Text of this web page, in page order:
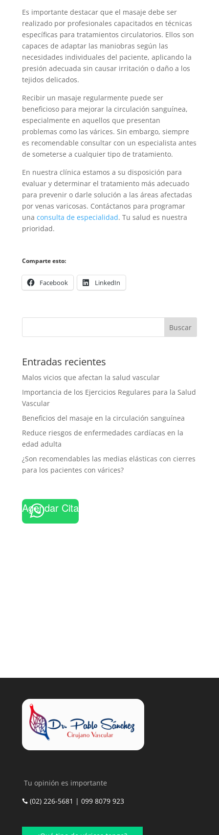
Es importante destacar que el masaje debe ser
realizado por profesionales capacitados en técnicas
específicas para tratamientos circulatorios. Ellos son
capaces de adaptar las maniobras según las
necesidades individuales del paciente, aplicando la
presión adecuada sin causar irritación o daño a los
tejidos delicados.
Recibir un masaje regularmente puede ser
beneficioso para mejorar la circulación sanguínea,
especialmente en aquellos que presentan
problemas como las várices. Sin embargo, siempre
es recomendable consultar con un especialista antes
de someterse a cualquier tipo de tratamiento.
En nuestra clínica estamos a su disposición para
evaluar y determinar el tratamiento más adecuado
para prevenir o darle solución a las áreas afectadas
por venas varicosas. Contáctanos para programar
una consulta de especialidad. Tu salud es nuestra
prioridad.
Valora esto post
Comparte esto:
Facebook LinkedIn
Buscar
Entradas recientes
Malos vicios que afectan la salud vascular
Importancia de los Ejercicios Regulares para la Salud
Vascular
Beneficios del masaje en la circulación sanguínea
Reduce riesgos de enfermedades cardíacas en la
edad adulta
¿Son recomendables las medias elásticas con cierres
para los pacientes con várices?
Agendar Cita
Tu opinión es importante
(02) 226-5681 | 099 8079 923